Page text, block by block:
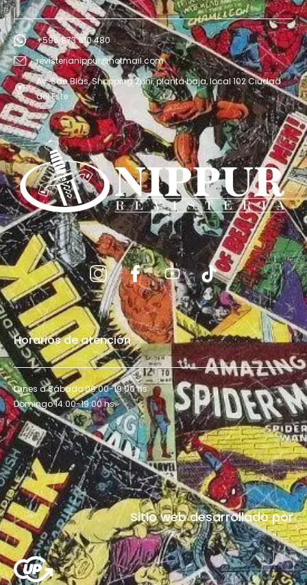
+595 973 610 480
revisterianippur@hotmail.com
Av. San Blás, Shopping Zuni, planta baja, local 102 Ciudad
del Este
Horarios de atención
Lunes a Sábado 09:00-19:00 hs.
Domingo 14:00-19:00 hs.
Sitio web desarrollado por